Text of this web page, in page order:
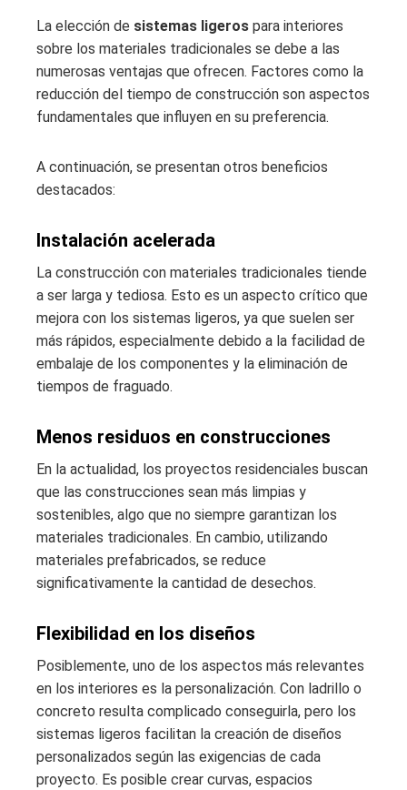
La elección de sistemas ligeros para interiores
sobre los materiales tradicionales se debe a las
numerosas ventajas que ofrecen. Factores como la
reducción del tiempo de construcción son aspectos
fundamentales que influyen en su preferencia.
A continuación, se presentan otros beneficios
destacados:
Instalación acelerada
La construcción con materiales tradicionales tiende
a ser larga y tediosa. Esto es un aspecto crítico que
mejora con los sistemas ligeros, ya que suelen ser
más rápidos, especialmente debido a la facilidad de
embalaje de los componentes y la eliminación de
tiempos de fraguado.
Menos residuos en construcciones
En la actualidad, los proyectos residenciales buscan
que las construcciones sean más limpias y
sostenibles, algo que no siempre garantizan los
materiales tradicionales. En cambio, utilizando
materiales prefabricados, se reduce
significativamente la cantidad de desechos.
Flexibilidad en los diseños
Posiblemente, uno de los aspectos más relevantes
en los interiores es la personalización. Con ladrillo o
concreto resulta complicado conseguirla, pero los
sistemas ligeros facilitan la creación de diseños
personalizados según las exigencias de cada
proyecto. Es posible crear curvas, espacios